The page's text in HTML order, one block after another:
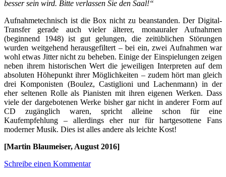
besser sein wird. Bitte verlassen Sie den Saal!“
Aufnahmetechnisch ist die Box nicht zu beanstanden. Der Digital-
Transfer gerade auch vieler älterer, monauraler Aufnahmen
(beginnend 1948) ist gut gelungen, die zeitüblichen Störungen
wurden weitgehend herausgefiltert – bei ein, zwei Aufnahmen war
wohl etwas Jitter nicht zu beheben. Einige der Einspielungen zeigen
neben ihrem historischen Wert die jeweiligen Interpreten auf dem
absoluten Höhepunkt ihrer Möglichkeiten – zudem hört man gleich
drei Komponisten (Boulez, Castiglioni und Lachenmann) in der
eher seltenen Rolle als Pianisten mit ihren eigenen Werken. Dass
viele der dargebotenen Werke bisher gar nicht in anderer Form auf
CD zugänglich waren, spricht alleine schon für eine
Kaufempfehlung – allerdings eher nur für hartgesottene Fans
moderner Musik. Dies ist alles andere als leichte Kost!
[Martin Blaumeiser, August 2016]
Schreibe einen Kommentar